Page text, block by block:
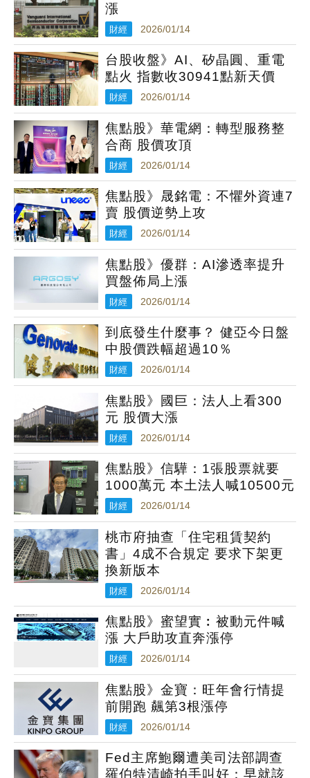
漲
財經 2026/01/14
台股收盤》AI、矽晶圓、重電
點火 指數收30941點新天價
財經 2026/01/14
焦點股》華電網：轉型服務整
合商 股價攻頂
財經 2026/01/14
焦點股》晟銘電：不懼外資連7
賣 股價逆勢上攻
財經 2026/01/14
焦點股》優群：AI滲透率提升
買盤佈局上漲
財經 2026/01/14
到底發生什麼事？ 健亞今日盤
中股價跌幅超過10％
財經 2026/01/14
焦點股》國巨：法人上看300
元 股價大漲
財經 2026/01/14
焦點股》信驊：1張股票就要
1000萬元 本土法人喊10500元
財經 2026/01/14
桃市府抽查「住宅租賃契約
書」4成不合規定 要求下架更
換新版本
財經 2026/01/14
焦點股》蜜望實︰被動元件喊
漲 大戶助攻直奔漲停
財經 2026/01/14
焦點股》金寶：旺年會行情提
前開跑 飆第3根漲停
財經 2026/01/14
Fed主席鮑爾遭美司法部調查
羅伯特清崎拍手叫好：早就該